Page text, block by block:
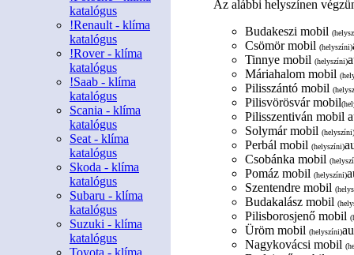
katalógus
!Renault - klíma
katalógus
!Rover - klíma
katalógus
!Saab - klíma
katalógus
Scania - klíma
katalógus
Seat - klíma
katalógus
Skoda - klíma
katalógus
Subaru - klíma
katalógus
Suzuki - klíma
katalógus
Toyota - klíma
Az alábbi helyszínen
Budakeszi mobil
Csömör mobil (helyszíni)
Tinnye mobil (helyszíni)
Máriahalom mobil
Pilisszántó mobil
Pilisvörösvár mobil
Pilisszentiván mobil
Solymár mobil (helyszíni)
Perbál mobil (helyszíni)
Csobánka mobil
Pomáz mobil (helyszíni)
Szentendre mobil
Budakalász mobil
Pilisborosjenő mobil
Üröm mobil (helyszíni)
Nagykovácsi mobil